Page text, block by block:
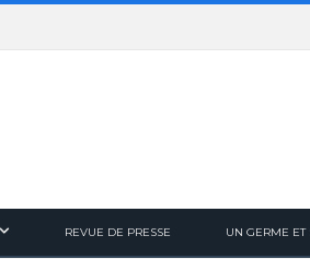
REVUE DE PRESSE UN GERME ET